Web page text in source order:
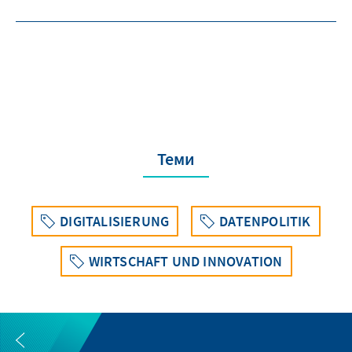
Теми
DIGITALISIERUNG DATENPOLITIK
WIRTSCHAFT UND INNOVATION